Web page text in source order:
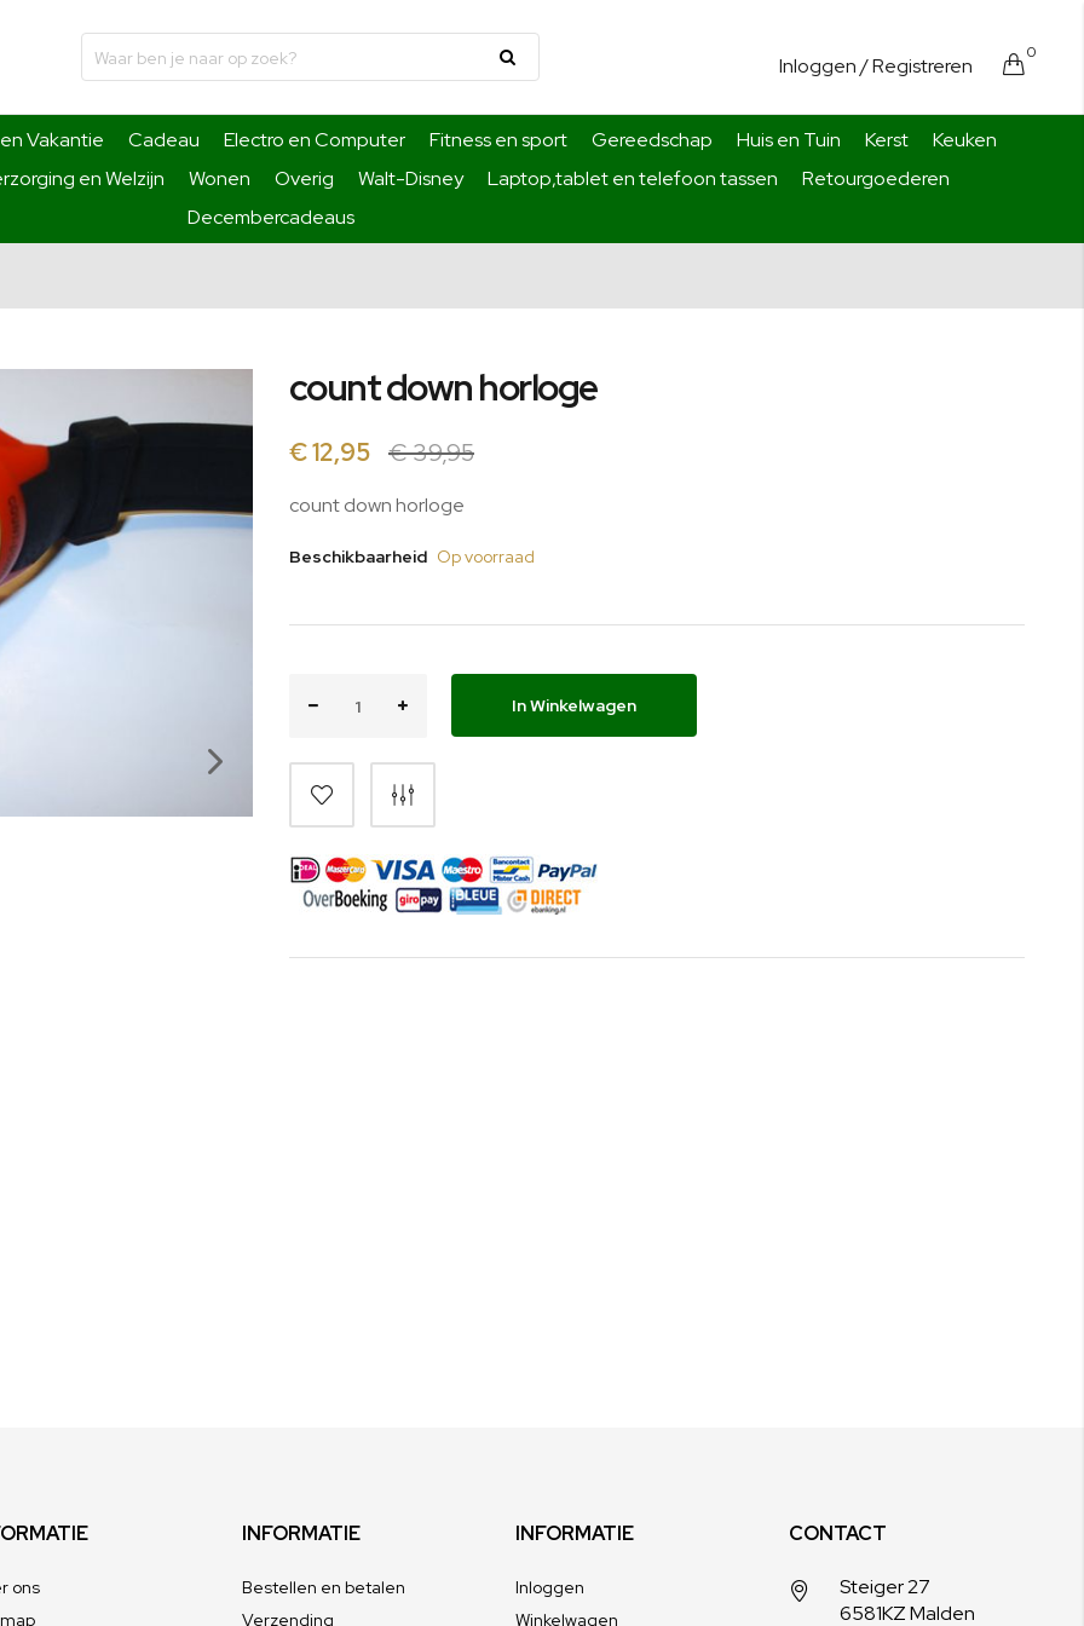
Inloggen/ Registreren Cart
0
Vakantie Cadeau Electro en Computer Fitness en sport Gereedschap Huis en Tuin Kerst
Keuken
en Welzijn Wonen Overig Walt-Disney Laptop,tablet en telefoon tassen
Retourgoederen
Decembercadeaus
count down horloge
€ 12,95 € 39,95
count down horloge
Beschikbaarheid Op voorraad
In Winkelwagen
ons
INFORMATIE
Bestellen en betalen
Verzending
INFORMATIE
Inloggen
Winkelwagen
CONTACT
Steiger 27
6581KZ Malden